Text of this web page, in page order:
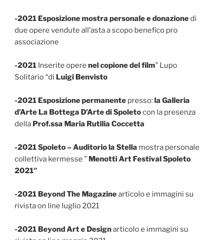
-2021 Esposizione mostra personale e donazionedi
due opere vendute all’asta a scopo benefico pro
associazione
-2021 Inserite opere nel copione del film” Lupo
Solitario “di Luigi Benvisto
-2021 Esposizione permanente presso:la Galleria
d’Arte La Bottega D’Arte di Spoletocon la presenza
della Prof.ssa Maria Rutilia Coccetta
-2021 Spoleto – Auditorio la Stella mostra personale
collettiva kermesse ” Menotti Art Festival Spoleto
2021″
-2021 Beyond The Magazinearticolo e immagini su
rivista on line luglio 2021
-2021 Beyond Art e Designarticolo e immagini su